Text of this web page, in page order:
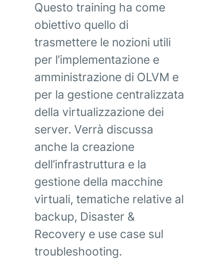
Questo training ha come
obiettivo quello di
trasmettere le nozioni utili
per l’implementazione e
amministrazione di OLVM e
per la gestione centralizzata
della virtualizzazione dei
server. Verrà discussa
anche la creazione
dell’infrastruttura e la
gestione della macchine
virtuali, tematiche relative al
backup, Disaster &
Recovery e use case sul
troubleshooting.